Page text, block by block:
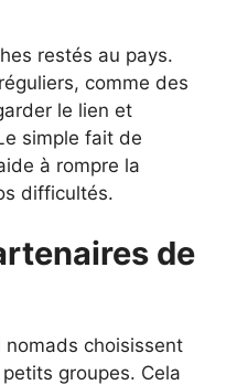
restés au pays.
comme des
le lien et
simple fait de
à rompre la
difficultés.
de
choisissent
groupes. Cela